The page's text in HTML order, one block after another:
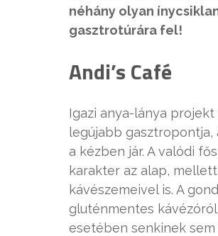
néhány olyan
gasztrotúrára fel!
Andi’s Café
Igazi anya-lánya
legújabb gasztropontja,
a kézben jár. A valódi
karakter az alap,
kávészemeivel is. A
gluténmentes
esetében senkinek